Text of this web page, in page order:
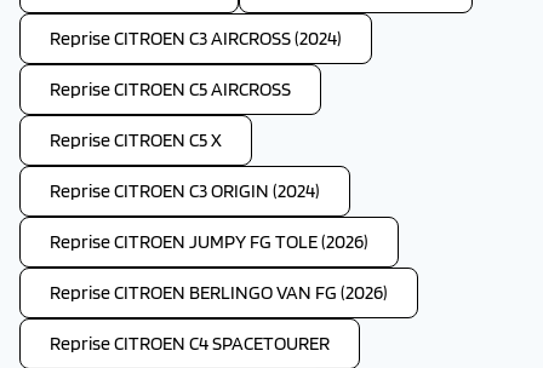
Reprise CITROEN C3 AIRCROSS (2024)
Reprise CITROEN C5 AIRCROSS
Reprise CITROEN C5 X
Reprise CITROEN C3 ORIGIN (2024)
Reprise CITROEN JUMPY FG TOLE (2026)
Reprise CITROEN BERLINGO VAN FG (2026)
Reprise CITROEN C4 SPACETOURER